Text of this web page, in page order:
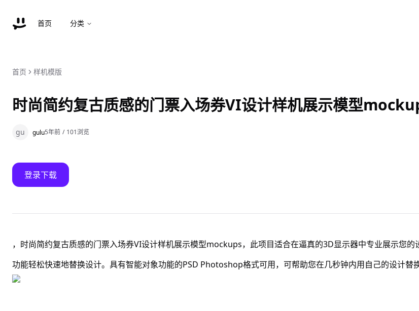
首页 分类
首页 样机模版
时尚简约复古质感的门票入场券VI设计样机展示模型
gu gulu5年前 / 101浏览
登录下载
，时尚简约复古质感的门票入场券VI设计样机展示模型mockups，此项目适合在逼真的3D显示器中专业展示您的
功能轻松快速地替换设计。具有智能对象功能的PSD Photoshop格式可用，可帮助您在几秒钟内用自己的设计替